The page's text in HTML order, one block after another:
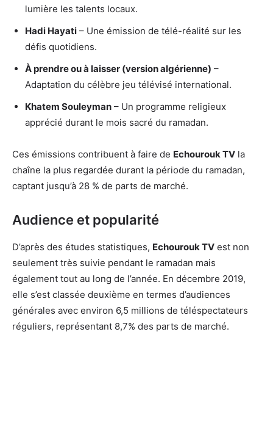
lumière les talents locaux.
Hadi Hayati – Une émission de télé-réalité sur les
défis quotidiens.
À prendre ou à laisser (version algérienne) –
Adaptation du célèbre jeu télévisé international.
Khatem Souleyman – Un programme religieux
apprécié durant le mois sacré du ramadan.
Ces émissions contribuent à faire de Echourouk TV la
chaîne la plus regardée durant la période du ramadan,
captant jusqu’à 28 % de parts de marché.
Audience et popularité
D’après des études statistiques, Echourouk TV est non
seulement très suivie pendant le ramadan mais
également tout au long de l’année. En décembre 2019,
elle s’est classée deuxième en termes d’audiences
générales avec environ 6,5 millions de téléspectateurs
réguliers, représentant 8,7% des parts de marché.